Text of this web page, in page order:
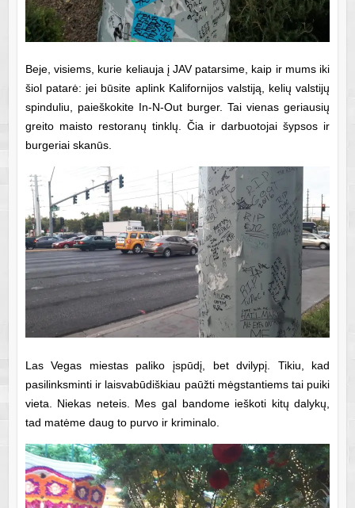
Beje, visiems, kurie keliauja į JAV patarsime, kaip ir mums iki
šiol patarė: jei būsite aplink Kalifornijos valstiją, kelių valstijų
spinduliu, paieškokite In-N-Out burger. Tai vienas geriausių
greito maisto restoranų tinklų. Čia ir darbuotojai šypsos ir
burgeriai skanūs.
Las Vegas miestas paliko įspūdį, bet dvilypį. Tikiu, kad
pasilinksminti ir laisvabūdiškiau paūžti mėgstantiems tai puiki
vieta. Niekas neteis. Mes gal bandome ieškoti kitų dalykų,
tad matėme daug to purvo ir kriminalo.